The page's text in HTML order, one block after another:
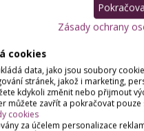
Zásady ochrany
cookies
data, jako jsou soubory
stránek, jakož i marketing,
kdykoli změnit nebo přijmout
můžete zavřít a pokračovat pouze
cookies
za účelem personalizace